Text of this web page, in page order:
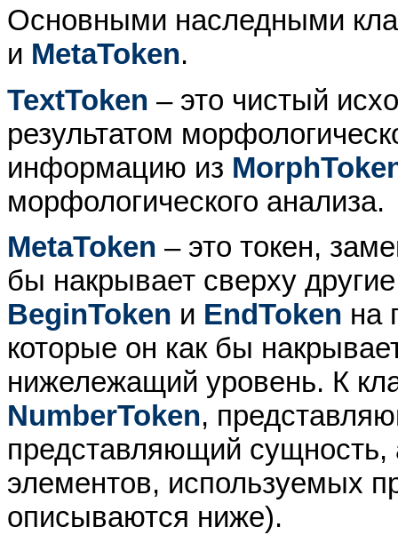
Основными наследными
и MetaToken.
TextToken – это чистый
результатом
информацию из
морфологического анализа.
MetaToken – это токен,
бы накрывает сверху
BeginToken и EndToken на
которые он как бы
нижележащий уровень. К
NumberToken,
представляющий сущность,
элементов, используемых
описываются ниже).